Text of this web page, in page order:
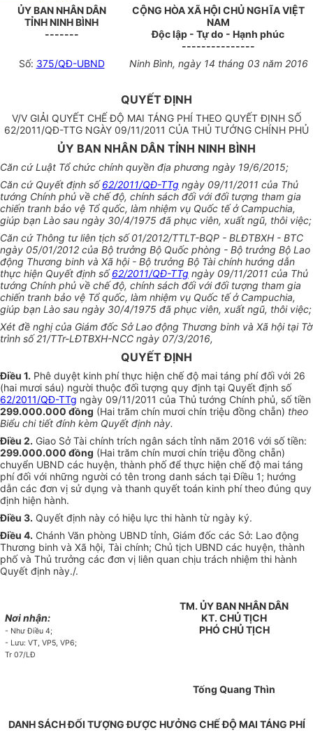
ỦY BAN NHÂN DÂN
TỈNH NINH BÌNH
-------
CỘNG HÒA XÃ HỘI CHỦ NGHĨA VIỆT
NAM
Độc lập - Tự do - Hạnh phúc
---------------
Số: 375/QĐ-UBND Ninh Bình, ngày 14 tháng 03 năm 2016
QUYẾT ĐỊNH
V/V GIẢI QUYẾT CHẾ ĐỘ MAI TÁNG PHÍ THEO QUYẾT ĐỊNH SỐ
62/2011/QĐ-TTG NGÀY 09/11/2011 CỦA THỦ TƯỚNG CHÍNH PHỦ
ỦY BAN NHÂN DÂN TỈNH NINH BÌNH
Căn cứ Luật Tổ chức chính quyền địa phương ngày 19/6/2015;
Căn cứ Quyết định số62/2011/QĐ-TTg ngày 09/11/2011 của Thủ
tướng Chính phủ về chế độ, chính sách đối với đối tượng tham gia
chiến tranh bảo vệ Tổ quốc, làm nhiệm vụ Quốc tế ở Campuchia,
giúp bạn Lào sau ngày 30/4/1975 đã phục viên, xuất ngũ, thôi việc;
Căn cứ Thông tư liên tịch số 01/2012/TTLT-BQP - BLĐTBXH - BTC
ngày 05/01/2012 của Bộ trưởng Bộ Quốc phòng - Bộ trưởng Bộ Lao
động Thương binh và Xã hội - Bộ trưởng Bộ Tài chính hướng dẫn
thực hiện Quyết định số62/2011/QĐ-TTg ngày 09/11/2011 của Thủ
tướng Chính phủ về chế độ, chính sách đối với đối tượng tham gia
chiến tranh bảo vệ Tổ quốc, làm nhiệm vụ Quốc tế ở Campuchia,
giúp bạn Lào sau ngày 30/4/1975 đã phục viên, xuất ngũ, thôi việc;
Xét đề nghị của Giám đốc Sở Lao động Thương binh và Xã hội tại Tờ
trình số 21/TTr-LĐTBXH-NCC ngày 07/3/2016,
QUYẾT ĐỊNH
Điều 1. Phê duyệt kinh phí thực hiện chế độ mai táng phí đối với 26
(hai mươi sáu) người thuộc đối tượng quy định tại Quyết định số
62/2011/QĐ-TTg ngày 09/11/2011 của Thủ tướng Chính phủ, số tiền
299.000.000 đồng (Hai trăm chín mươi chín triệu đồng chẵn) theo
Biểu chi tiết đính kèm Quyết định này.
Điều 2. Giao Sở Tài chính trích ngân sách tỉnh năm 2016 với số tiền:
299.000.000 đồng (Hai trăm chín mươi chín triệu đồng chẵn)
chuyển UBND các huyện, thành phố để thực hiện chế độ mai táng
phí đối với những người có tên trong danh sách tại Điều 1; hướng
dẫn các đơn vị sử dụng và thanh quyết toán kinh phí theo đúng quy
định hiện hành.
Điều 3. Quyết định này có hiệu lực thi hành từ ngày ký.
Điều 4. Chánh Văn phòng UBND tỉnh, Giám đốc các Sở: Lao động
Thương binh và Xã hội, Tài chính; Chủ tịch UBND các huyện, thành
phố và Thủ trưởng các đơn vị liên quan chịu trách nhiệm thi hành
Quyết định này./.
Nơi nhận:
- Như Điều 4;
- Lưu: VT, VP5, VP6;
Tr 07/LĐ
TM. ỦY BAN NHÂN DÂN
KT. CHỦ TỊCH
PHÓ CHỦ TỊCH
Tống Quang Thìn
DANH SÁCH ĐỐI TƯỢNG ĐƯỢC HƯỞNG CHẾ ĐỘ MAI TÁNG PHÍ